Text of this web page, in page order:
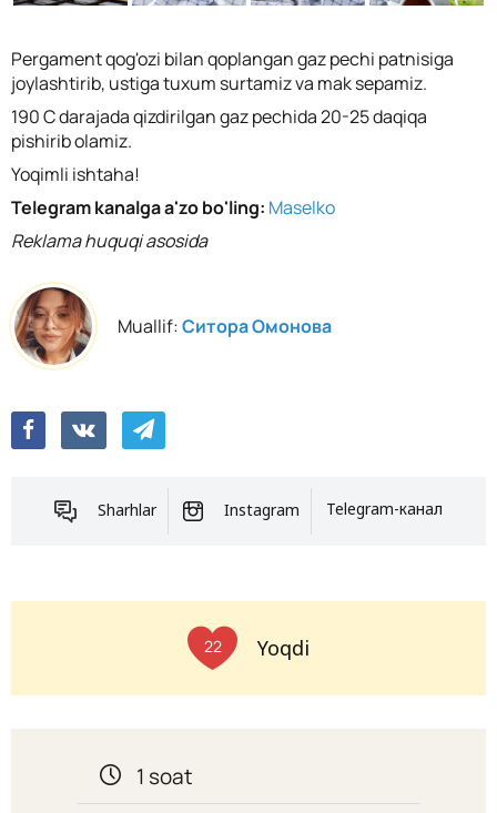
Pergament qog'ozi bilan qoplangan gaz pechi patnisiga
joylashtirib, ustiga tuxum surtamiz va mak sepamiz.
190 C darajada qizdirilgan gaz pechida 20-25 daqiqa
pishirib olamiz.
Yoqimli ishtaha!
Telegram kanalga a'zo bo'ling: Maselko
Reklama huquqi asosida
Muallif:Ситора Омонова
Sharhlar Instagram Telegram-канал
22 Yoqdi
1 soat